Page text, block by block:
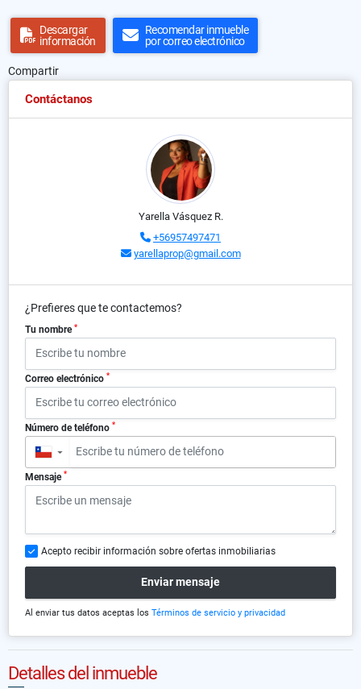
Descargar
información
Recomendar inmueble
por correo electrónico
Compartir
Contáctanos
Yarella Vásquez R.
+56957497471
yarellaprop@gmail.com
¿Prefieres que te contactemos?
Tu nombre *
Correo electrónico *
Número de teléfono *
▼
Mensaje *
Acepto recibir información sobre ofertas inmobiliarias
Enviar mensaje
Al enviar tus datos aceptas los Términos de servicio y privacidad
Detalles del inmueble